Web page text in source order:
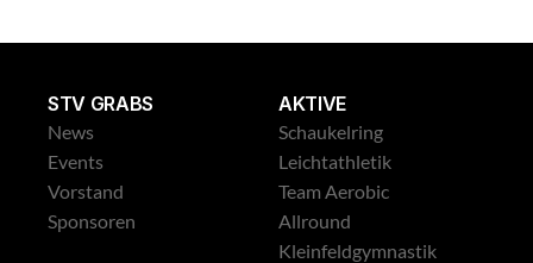
Dance Mix Gross
Leichtathletik Klein
STV GRABS
News
Events
Vorstand
Sponsoren
AKTIVE
Schaukelring
Leichtathletik
Team Aerobic
Allround
Kleinfeldgymnastik